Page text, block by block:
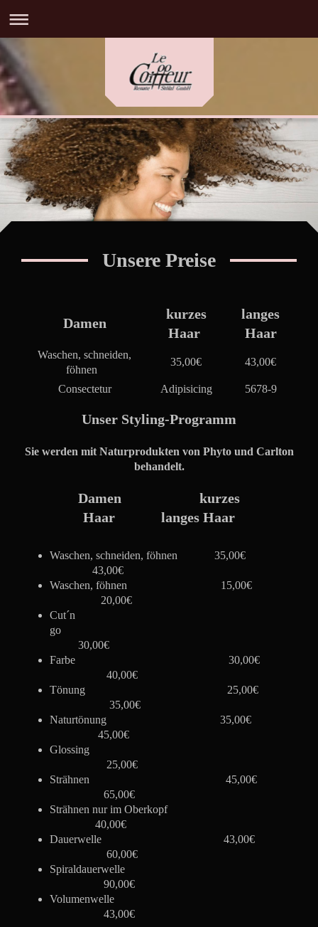
Unsere Preise
Damen
kurzes
Haar
langes
Haar
Waschen, schneiden,
föhnen
35,00€ 43,00€
Consectetur Adipisicing 5678-9
Unser Styling-Programm
Sie werden mit Naturprodukten von Phyto und Carlton
behandelt.
Damen kurzes
Haar langes Haar
Waschen, schneiden, föhnen
35,00€
43,00€
Waschen, föhnen
15,00€
20,00€
Cut´n
go
30,00€
Farbe
30,00€
40,00€
Tönung
25,00€
35,00€
Naturtönung
35,00€
45,00€
Glossing
25,00€
Strähnen
45,00€
65,00€
Strähnen nur im Oberkopf
40,00€
Dauerwelle
43,00€
60,00€
Spiraldauerwelle
90,00€
Volumenwelle
43,00€